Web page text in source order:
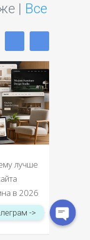
| Все
лучше
в 2026
->